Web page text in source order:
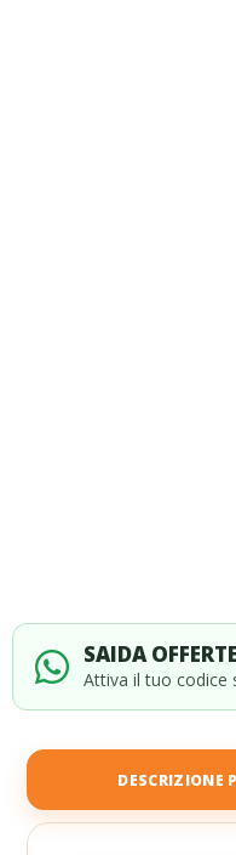
SAIDA
Attiva il tuo codice
DESCRIZIONE